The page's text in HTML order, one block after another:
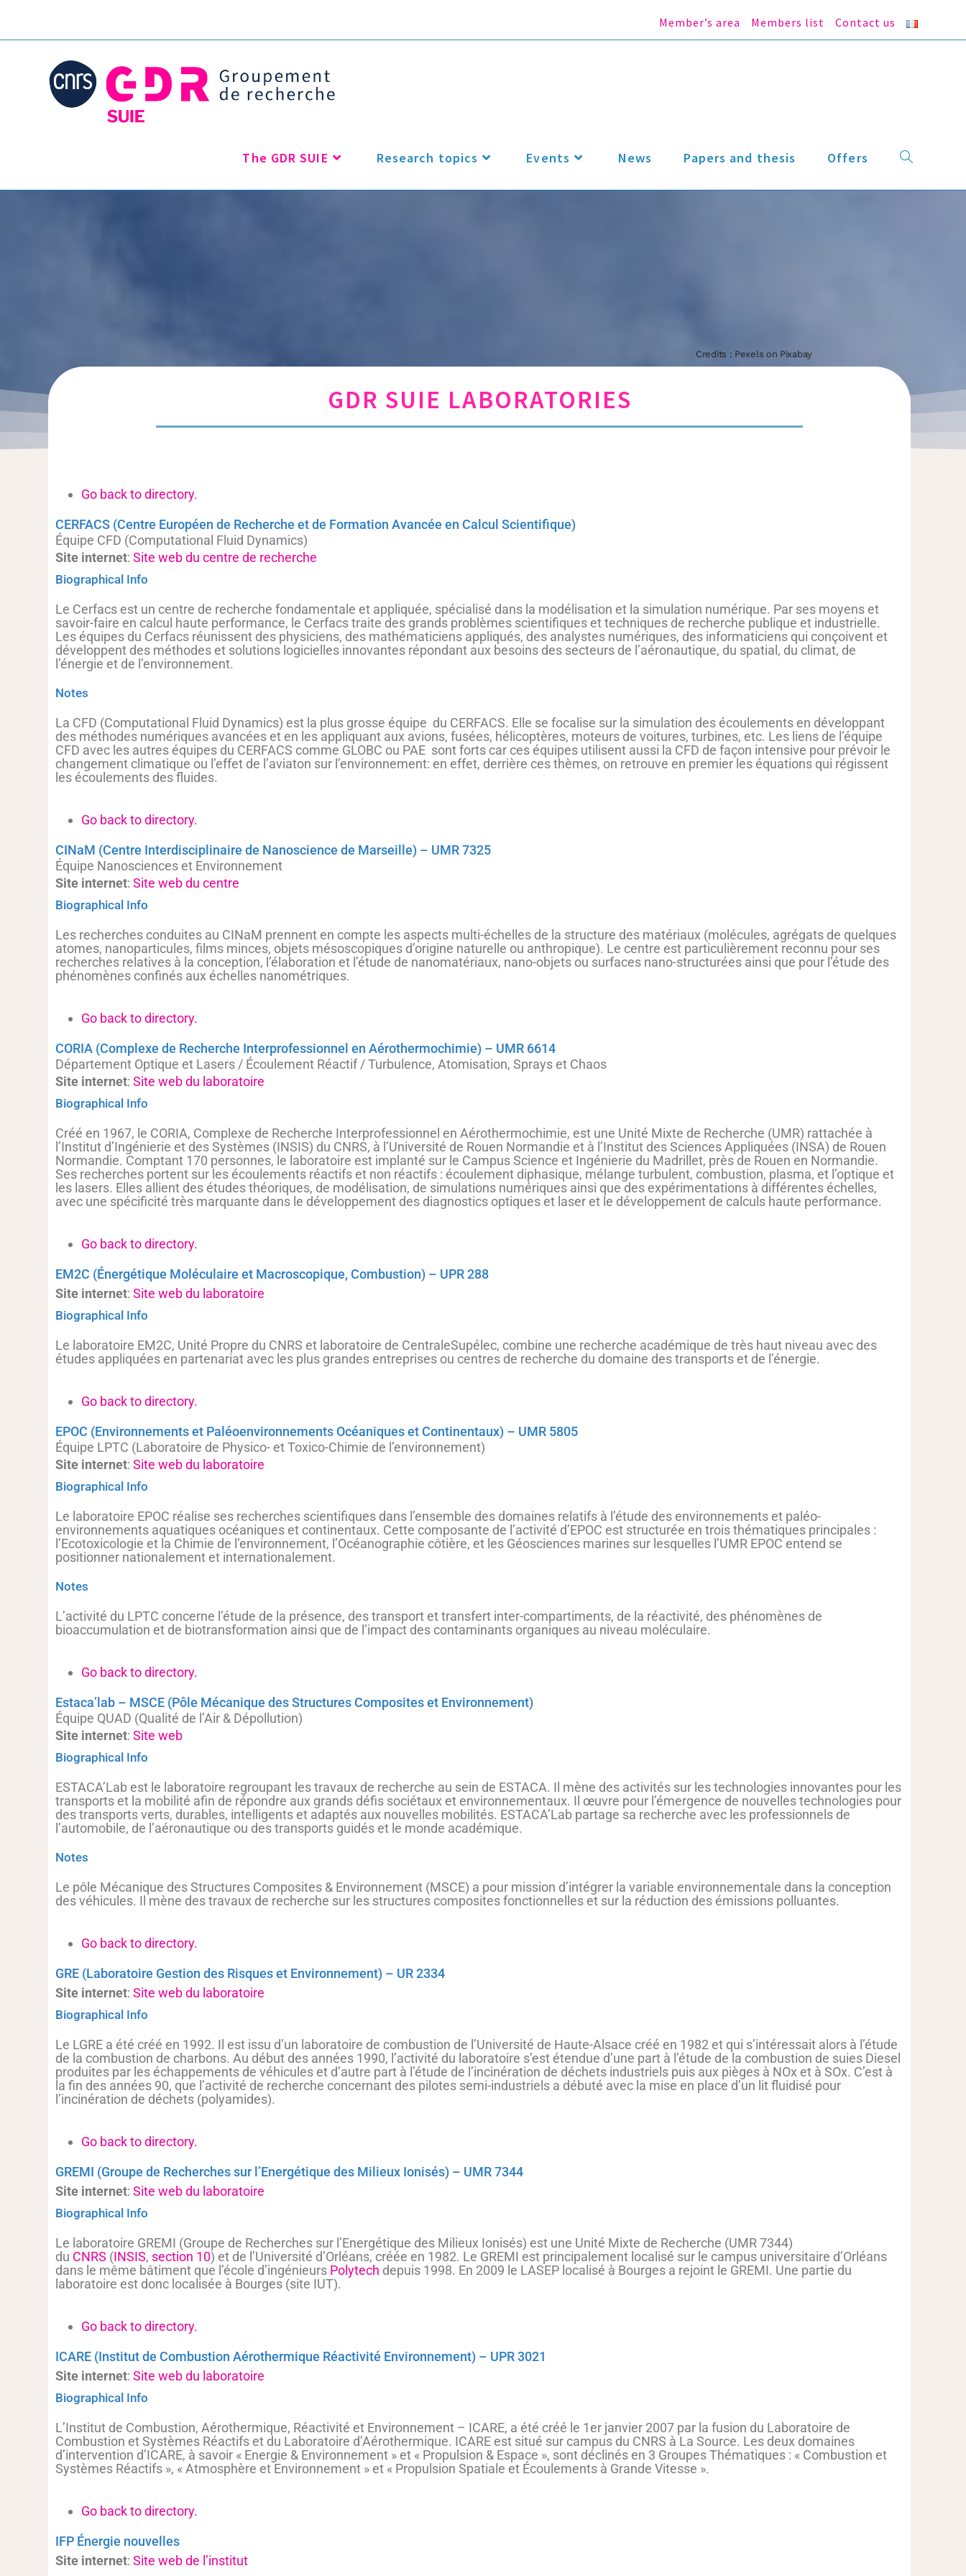
Member’s area Members list Contact us
The GDR SUIE Research topics Events News Papers and thesis Offers
Credits : Pexels on Pixabay
GDR SUIE LABORATORIES
Go back to directory.
CERFACS (Centre Européen de Recherche et de Formation Avancée en Calcul Scientifique)
Équipe CFD (Computational Fluid Dynamics)
Site internet: Site web du centre de recherche
Biographical Info
Le Cerfacs est un centre de recherche fondamentale et appliquée, spécialisé dans la modélisation et la simulation numérique. Par ses moyens et
savoir-faire en calcul haute performance, le Cerfacs traite des grands problèmes scientifiques et techniques de recherche publique et industrielle.
Les équipes du Cerfacs réunissent des physiciens, des mathématiciens appliqués, des analystes numériques, des informaticiens qui conçoivent et
développent des méthodes et solutions logicielles innovantes répondant aux besoins des secteurs de l’aéronautique, du spatial, du climat, de
l’énergie et de l’environnement.
Notes
La CFD (Computational Fluid Dynamics) est la plus grosse équipe du CERFACS. Elle se focalise sur la simulation des écoulements en développant
des méthodes numériques avancées et en les appliquant aux avions, fusées, hélicoptères, moteurs de voitures, turbines, etc. Les liens de l’équipe
CFD avec les autres équipes du CERFACS comme GLOBC ou PAE sont forts car ces équipes utilisent aussi la CFD de façon intensive pour prévoir le
changement climatique ou l’effet de l’aviaton sur l’environnement: en effet, derrière ces thèmes, on retrouve en premier les équations qui régissent
les écoulements des fluides.
Go back to directory.
CINaM (Centre Interdisciplinaire de Nanoscience de Marseille) – UMR 7325
Équipe Nanosciences et Environnement
Site internet: Site web du centre
Biographical Info
Les recherches conduites au CINaM prennent en compte les aspects multi-échelles de la structure des matériaux (molécules, agrégats de quelques
atomes, nanoparticules, films minces, objets mésoscopiques d’origine naturelle ou anthropique). Le centre est particulièrement reconnu pour ses
recherches relatives à la conception, l’élaboration et l’étude de nanomatériaux, nano-objets ou surfaces nano-structurées ainsi que pour l’étude des
phénomènes confinés aux échelles nanométriques.
Go back to directory.
CORIA (Complexe de Recherche Interprofessionnel en Aérothermochimie) – UMR 6614
Département Optique et Lasers / Écoulement Réactif / Turbulence, Atomisation, Sprays et Chaos
Site internet: Site web du laboratoire
Biographical Info
Créé en 1967, le CORIA, Complexe de Recherche Interprofessionnel en Aérothermochimie, est une Unité Mixte de Recherche (UMR) rattachée à
l’Institut d’Ingénierie et des Systèmes (INSIS) du CNRS, à l’Université de Rouen Normandie et à l’Institut des Sciences Appliquées (INSA) de Rouen
Normandie. Comptant 170 personnes, le laboratoire est implanté sur le Campus Science et Ingénierie du Madrillet, près de Rouen en Normandie.
Ses recherches portent sur les écoulements réactifs et non réactifs : écoulement diphasique, mélange turbulent, combustion, plasma, et l’optique et
les lasers. Elles allient des études théoriques, de modélisation, de simulations numériques ainsi que des expérimentations à différentes échelles,
avec une spécificité très marquante dans le développement des diagnostics optiques et laser et le développement de calculs haute performance.
Go back to directory.
EM2C (Énergétique Moléculaire et Macroscopique, Combustion) – UPR 288
Site internet: Site web du laboratoire
Biographical Info
Le laboratoire EM2C, Unité Propre du CNRS et laboratoire de CentraleSupélec, combine une recherche académique de très haut niveau avec des
études appliquées en partenariat avec les plus grandes entreprises ou centres de recherche du domaine des transports et de l’énergie.
Go back to directory.
EPOC (Environnements et Paléoenvironnements Océaniques et Continentaux) – UMR 5805
Équipe LPTC (Laboratoire de Physico- et Toxico-Chimie de l’environnement)
Site internet: Site web du laboratoire
Biographical Info
Le laboratoire EPOC réalise ses recherches scientifiques dans l’ensemble des domaines relatifs à l’étude des environnements et paléo-
environnements aquatiques océaniques et continentaux. Cette composante de l’activité d’EPOC est structurée en trois thématiques principales :
l’Ecotoxicologie et la Chimie de l’environnement, l’Océanographie côtière, et les Géosciences marines sur lesquelles l’UMR EPOC entend se
positionner nationalement et internationalement.
Notes
L’activité du LPTC concerne l’étude de la présence, des transport et transfert inter-compartiments, de la réactivité, des phénomènes de
bioaccumulation et de biotransformation ainsi que de l’impact des contaminants organiques au niveau moléculaire.
Go back to directory.
Estaca’lab – MSCE (Pôle Mécanique des Structures Composites et Environnement)
Équipe QUAD (Qualité de l’Air & Dépollution)
Site internet: Site web
Biographical Info
ESTACA’Lab est le laboratoire regroupant les travaux de recherche au sein de ESTACA. Il mène des activités sur les technologies innovantes pour les
transports et la mobilité afin de répondre aux grands défis sociétaux et environnementaux. Il œuvre pour l’émergence de nouvelles technologies pour
des transports verts, durables, intelligents et adaptés aux nouvelles mobilités. ESTACA’Lab partage sa recherche avec les professionnels de
l’automobile, de l’aéronautique ou des transports guidés et le monde académique.
Notes
Le pôle Mécanique des Structures Composites & Environnement (MSCE) a pour mission d’intégrer la variable environnementale dans la conception
des véhicules. Il mène des travaux de recherche sur les structures composites fonctionnelles et sur la réduction des émissions polluantes.
Go back to directory.
GRE (Laboratoire Gestion des Risques et Environnement) – UR 2334
Site internet: Site web du laboratoire
Biographical Info
Le LGRE a été créé en 1992. Il est issu d’un laboratoire de combustion de l’Université de Haute-Alsace créé en 1982 et qui s’intéressait alors à l’étude
de la combustion de charbons. Au début des années 1990, l’activité du laboratoire s’est étendue d’une part à l’étude de la combustion de suies Diesel
produites par les échappements de véhicules et d’autre part à l’étude de l’incinération de déchets industriels puis aux pièges à NOx et à SOx. C’est à
la fin des années 90, que l’activité de recherche concernant des pilotes semi-industriels a débuté avec la mise en place d’un lit fluidisé pour
l’incinération de déchets (polyamides).
Go back to directory.
GREMI (Groupe de Recherches sur l’Energétique des Milieux Ionisés) – UMR 7344
Site internet: Site web du laboratoire
Biographical Info
Le laboratoire GREMI (Groupe de Recherches sur l’Energétique des Milieux Ionisés) est une Unité Mixte de Recherche (UMR 7344)
du CNRS (INSIS, section 10) et de l’Université d’Orléans, créée en 1982. Le GREMI est principalement localisé sur le campus universitaire d’Orléans
dans le même bâtiment que l’école d’ingénieurs Polytech depuis 1998. En 2009 le LASEP localisé à Bourges a rejoint le GREMI. Une partie du
laboratoire est donc localisée à Bourges (site IUT).
Go back to directory.
ICARE (Institut de Combustion Aérothermique Réactivité Environnement) – UPR 3021
Site internet: Site web du laboratoire
Biographical Info
L’Institut de Combustion, Aérothermique, Réactivité et Environnement – ICARE, a été créé le 1er janvier 2007 par la fusion du Laboratoire de
Combustion et Systèmes Réactifs et du Laboratoire d’Aérothermique. ICARE est situé sur campus du CNRS à La Source. Les deux domaines
d’intervention d’ICARE, à savoir « Energie & Environnement » et « Propulsion & Espace », sont déclinés en 3 Groupes Thématiques : « Combustion et
Systèmes Réactifs », « Atmosphère et Environnement » et « Propulsion Spatiale et Écoulements à Grande Vitesse ».
Go back to directory.
IFP Énergie nouvelles
Site internet: Site web de l’institut